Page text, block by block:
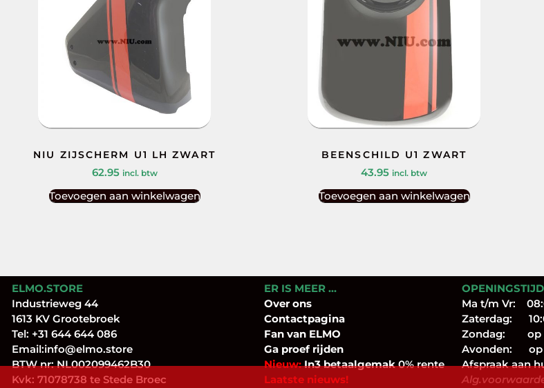
NIU ZIJSCHERM U1 LH ZWART
62.95 incl. btw
Toevoegen aan winkelwagen
BEENSCHILD U1 ZWART
43.95 incl. btw
Toevoegen aan winkelwagen
ELMO.STORE
Industrieweg 44
1613 KV Grootebroek
Tel: +31 644 644 086
Email:info@elmo.store
BTW nr: NL002099462B30
Kvk: 71078738 te Stede Broec
ER IS MEER …
Over ons
Contactpagina
Fanvan ELMO
Ga proef rijden
Nieuw:In3 betaalgemak0% rente
Laatste nieuws!
Ma t/m Vr:
Zaterdag:
Zondag: op
Avonden: op
Afspraak aan